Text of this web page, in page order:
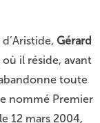
Gérard
il réside, avant
toute
nommé Premier
12 mars 2004,